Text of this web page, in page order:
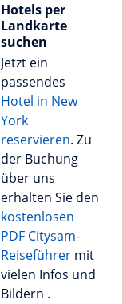
Hotels per
Landkarte
suchen
Jetzt ein
passendes
Hotel in New
York
reservieren. Zu
der Buchung
über uns
erhalten Sie den
kostenlosen
PDF Citysam-
Reiseführermit
vielen Infos und
Bildern .